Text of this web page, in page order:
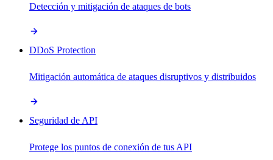
Detección y mitigación de ataques de bots
DDoS Protection
Mitigación automática de ataques disruptivos y distribuidos
Seguridad de API
Protege los puntos de conexión de tus API